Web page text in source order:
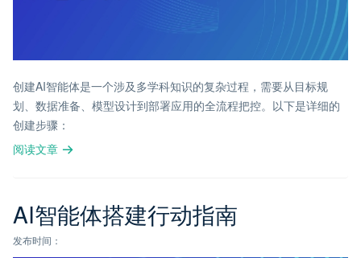
创建AI智能体是一个涉及多学科知识的复杂过程，需要从目标规
划、数据准备、模型设计到部署应用的全流程把控。以下是详细的
创建步骤：
阅读文章
AI智能体搭建行动指南
发布时间：